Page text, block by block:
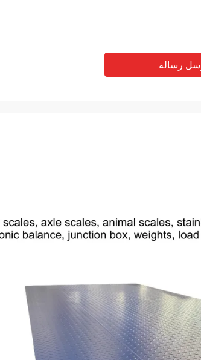
رسالة